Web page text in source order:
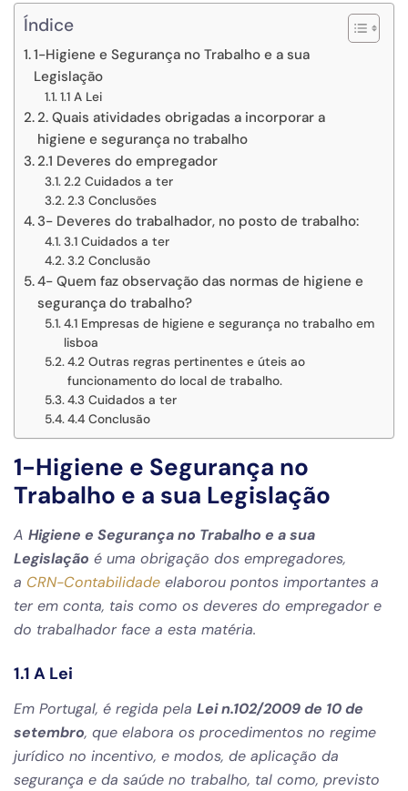
Índice
1-Higiene e Segurança no Trabalho e a sua
Legislação
1.1 A Lei
2. Quais atividades obrigadas a incorporar a
higiene e segurança no trabalho
2.1 Deveres do empregador
2.2 Cuidados a ter
2.3 Conclusões
3- Deveres do trabalhador, no posto de trabalho:
3.1 Cuidados a ter
3.2 Conclusão
4- Quem faz observação das normas de higiene e
segurança do trabalho?
4.1 Empresas de higiene e segurança no trabalho em
lisboa
4.2 Outras regras pertinentes e úteis ao
funcionamento do local de trabalho.
4.3 Cuidados a ter
4.4 Conclusão
1-Higiene e Segurança no
Trabalho e a sua Legislação
A Higiene e Segurança no Trabalho e a sua
Legislação é uma obrigação dos empregadores,
a CRN-Contabilidade elaborou pontos importantes a
ter em conta, tais como os deveres do empregador e
do trabalhador face a esta matéria.
1.1 A Lei
Em Portugal, é regida pela Lei n.102/2009 de 10 de
setembro, que elabora os procedimentos no regime
jurídico no incentivo, e modos, de aplicação da
segurança e da saúde no trabalho, tal como, previsto